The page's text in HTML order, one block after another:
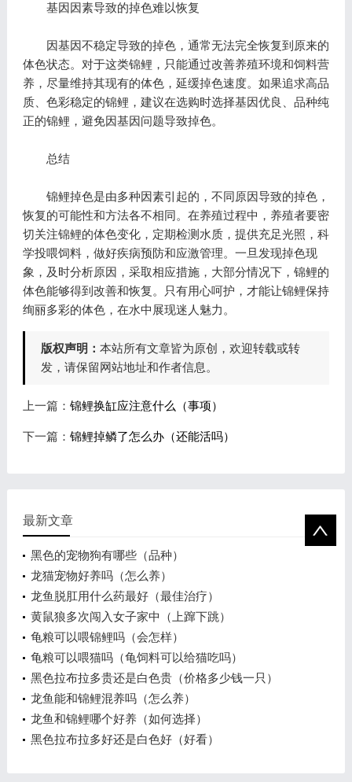
基因因素导致的掉色难以恢复
因基因不稳定导致的掉色，通常无法完全恢复到原来的
体色状态。对于这类锦鲤，只能通过改善养殖环境和饲料营
养，尽量维持其现有的体色，延缓掉色速度。如果追求高品
质、色彩稳定的锦鲤，建议在选购时选择基因优良、品种纯
正的锦鲤，避免因基因问题导致掉色。
总结
锦鲤掉色是由多种因素引起的，不同原因导致的掉色，
恢复的可能性和方法各不相同。在养殖过程中，养殖者要密
切关注锦鲤的体色变化，定期检测水质，提供充足光照，科
学投喂饲料，做好疾病预防和应激管理。一旦发现掉色现
象，及时分析原因，采取相应措施，大部分情况下，锦鲤的
体色能够得到改善和恢复。只有用心呵护，才能让锦鲤保持
绚丽多彩的体色，在水中展现迷人魅力。
版权声明： 本站所有文章皆为原创，欢迎转载或转
发，请保留网站地址和作者信息。
上一篇： 锦鲤换缸应注意什么（事项）
下一篇： 锦鲤掉鳞了怎么办（还能活吗）
最新文章
黑色的宠物狗有哪些（品种）
龙猫宠物好养吗（怎么养）
龙鱼脱肛用什么药最好（最佳治疗）
黄鼠狼多次闯入女子家中（上蹿下跳）
龟粮可以喂锦鲤吗（会怎样）
龟粮可以喂猫吗（龟饲料可以给猫吃吗）
黑色拉布拉多贵还是白色贵（价格多少钱一只）
龙鱼能和锦鲤混养吗（怎么养）
龙鱼和锦鲤哪个好养（如何选择）
黑色拉布拉多好还是白色好（好看）